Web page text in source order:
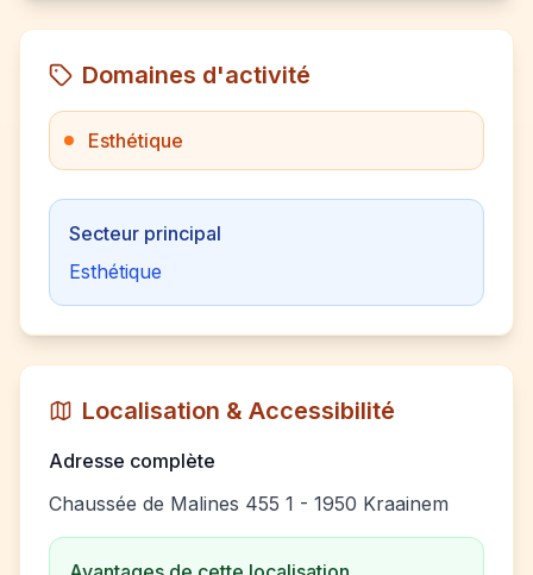
Domaines d'activité
Esthétique
Secteur principal
Esthétique
Localisation & Accessibilité
Adresse complète
Chaussée de Malines 455 1 - 1950 Kraainem